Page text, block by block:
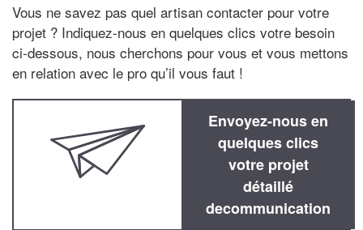
Vous ne savez pas quel artisan contacter pour votre
projet ? Indiquez-nous en quelques clics votre besoin
ci-dessous, nous cherchons pour vous et vous mettons
en relation avec le pro qu’il vous faut !
Envoyez-nous en
quelques clics
votre projet
détaillé
decommunication